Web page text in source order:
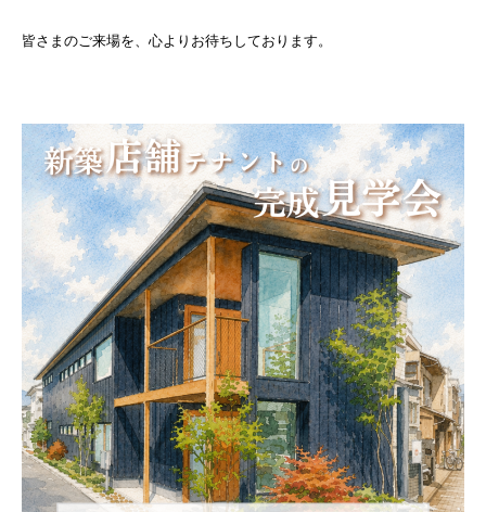
皆さまのご来場を、心よりお待ちしております。